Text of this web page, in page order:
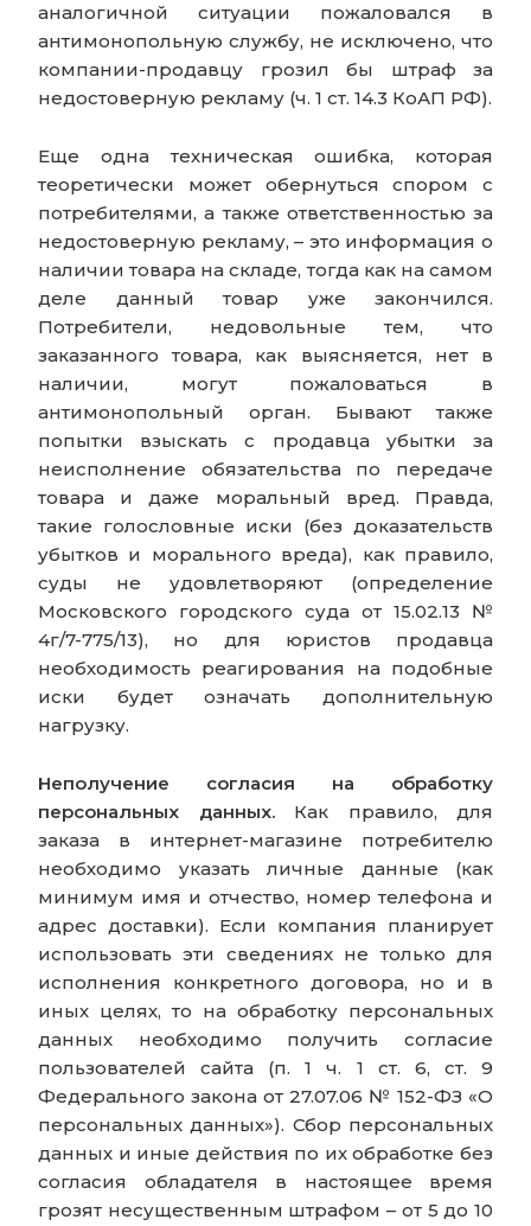
аналогичной ситуации пожаловался в
антимонопольную службу, не исключено, что
компании-продавцу грозил бы штраф за
недостоверную рекламу (ч. 1 ст. 14.3 КоАП РФ).
Еще одна техническая ошибка, которая
теоретически может обернуться спором с
потребителями, а также ответственностью за
недостоверную рекламу, – это информация о
наличии товара на складе, тогда как на самом
деле данный товар уже закончился.
Потребители, недовольные тем, что
заказанного товара, как выясняется, нет в
наличии, могут пожаловаться в
антимонопольный орган. Бывают также
попытки взыскать с продавца убытки за
неисполнение обязательства по передаче
товара и даже моральный вред. Правда,
такие голословные иски (без доказательств
убытков и морального вреда), как правило,
суды не удовлетворяют (определение
Московского городского суда от 15.02.13 №
4г/7-775/13), но для юристов продавца
необходимость реагирования на подобные
иски будет означать дополнительную
нагрузку.
Неполучение согласия на обработку
персональных данных. Как правило, для
заказа в интернет-магазине потребителю
необходимо указать личные данные (как
минимум имя и отчество, номер телефона и
адрес доставки). Если компания планирует
использовать эти сведениях не только для
исполнения конкретного договора, но и в
иных целях, то на обработку персональных
данных необходимо получить согласие
пользователей сайта (п. 1 ч. 1 ст. 6, ст. 9
Федерального закона от 27.07.06 № 152-ФЗ «О
персональных данных»). Сбор персональных
данных и иные действия по их обработке без
согласия обладателя в настоящее время
грозят несущественным штрафом – от 5 до 10